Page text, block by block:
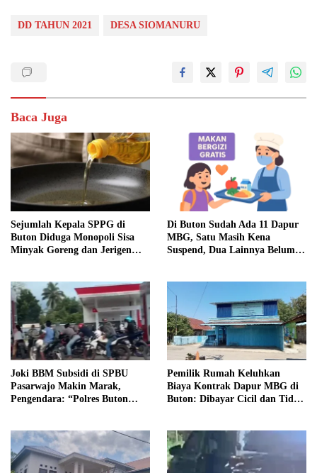
DD TAHUN 2021 DESA SIOMANURU
Baca Juga
Sejumlah Kepala SPPG di
Buton Diduga Monopoli Sisa
Minyak Goreng dan Jerigen
Di Buton Sudah Ada 11 Dapur
MBG, Satu Masih Kena
Suspend, Dua Lainnya Belum
Joki BBM Subsidi di SPBU
Pasarwajo Makin Marak,
Pengendara: “Polres Buton
Pemilik Rumah Keluhkan
Biaya Kontrak Dapur MBG di
Buton: Dibayar Cicil dan Tidak